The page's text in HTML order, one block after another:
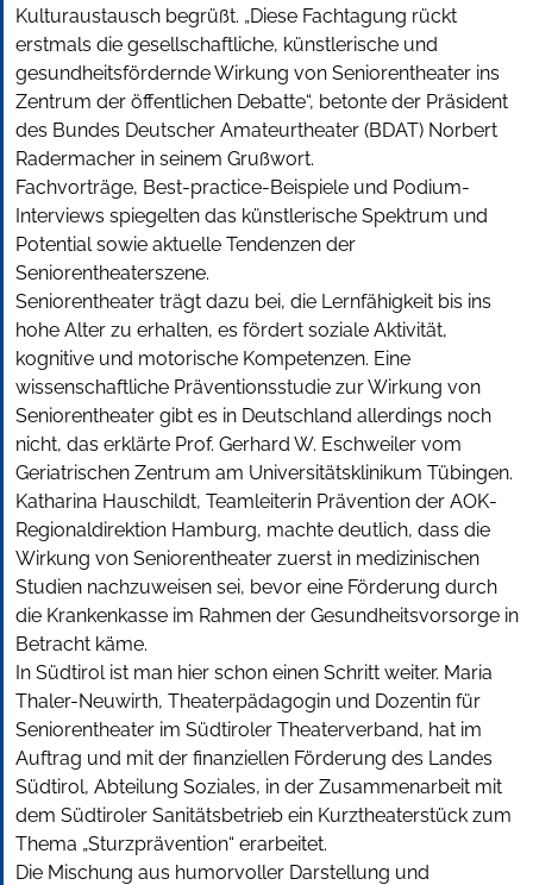
Kulturaustausch begrüßt. „Diese Fachtagung rückt
erstmals die gesellschaftliche, künstlerische und
gesundheitsfördernde Wirkung von Seniorentheater ins
Zentrum der öffentlichen Debatte“, betonte der Präsident
des Bundes Deutscher Amateurtheater (BDAT) Norbert
Radermacher in seinem Grußwort.
Fachvorträge, Best-practice-Beispiele und Podium-
Interviews spiegelten das künstlerische Spektrum und
Potential sowie aktuelle Tendenzen der
Seniorentheaterszene.
Seniorentheater trägt dazu bei, die Lernfähigkeit bis ins
hohe Alter zu erhalten, es fördert soziale Aktivität,
kognitive und motorische Kompetenzen. Eine
wissenschaftliche Präventionsstudie zur Wirkung von
Seniorentheater gibt es in Deutschland allerdings noch
nicht, das erklärte Prof. Gerhard W. Eschweiler vom
Geriatrischen Zentrum am Universitätsklinikum Tübingen.
Katharina Hauschildt, Teamleiterin Prävention der AOK-
Regionaldirektion Hamburg, machte deutlich, dass die
Wirkung von Seniorentheater zuerst in medizinischen
Studien nachzuweisen sei, bevor eine Förderung durch
die Krankenkasse im Rahmen der Gesundheitsvorsorge in
Betracht käme.
In Südtirol ist man hier schon einen Schritt weiter. Maria
Thaler-Neuwirth, Theaterpädagogin und Dozentin für
Seniorentheater im Südtiroler Theaterverband, hat im
Auftrag und mit der finanziellen Förderung des Landes
Südtirol, Abteilung Soziales, in der Zusammenarbeit mit
dem Südtiroler Sanitätsbetrieb ein Kurztheaterstück zum
Thema „Sturzprävention“ erarbeitet.
Die Mischung aus humorvoller Darstellung und